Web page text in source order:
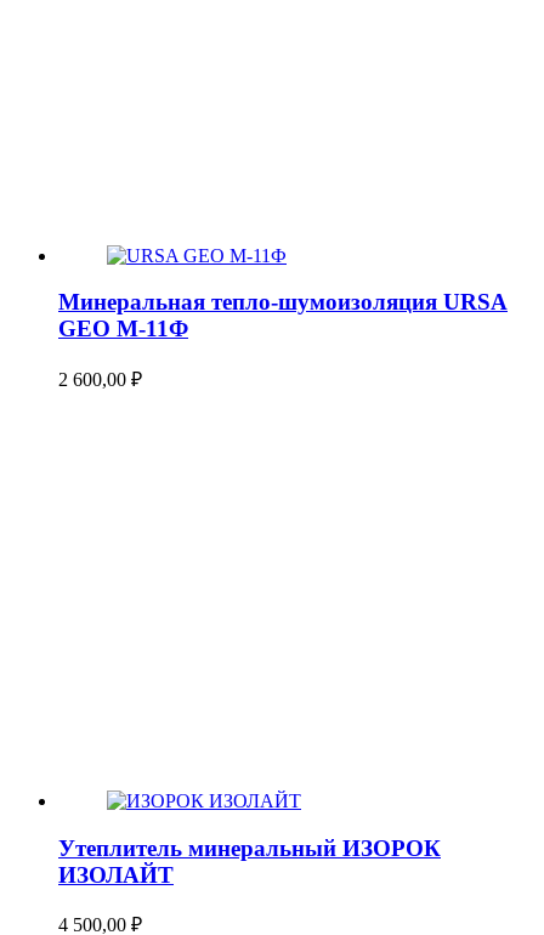
Минеральная тепло-шумоизоляция URSA
GEO М-11Ф
2 600,00 ₽
Утеплитель минеральный ИЗОРОК
ИЗОЛАЙТ
4 500,00 ₽